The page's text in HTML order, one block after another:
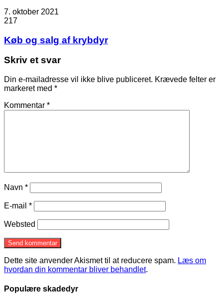
7. oktober 2021
217
Køb og salg af krybdyr
Skriv et svar
Din e-mailadresse vil ikke blive publiceret. Krævede felter er
markeret med *
Kommentar *
Navn *
E-mail *
Websted
Dette site anvender Akismet til at reducere spam. Læs om
hvordan din kommentar bliver behandlet.
Populære skadedyr